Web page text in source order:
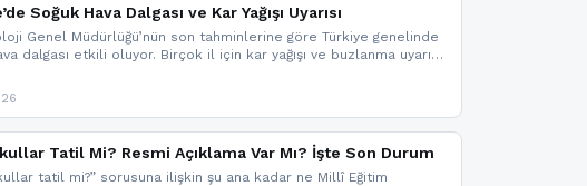
Soğuk Hava Dalgası ve Kar Yağışı Uyarısı
Genel Müdürlüğü’nün son tahminlerine göre Türkiye genelinde
dalgası etkili oluyor. Birçok il için kar yağışı ve buzlanma uyarısı
Tatil Mi? Resmi Açıklama Var Mı? İşte Son Durum
tatil mi?” sorusuna ilişkin şu ana kadar ne Millî Eğitim